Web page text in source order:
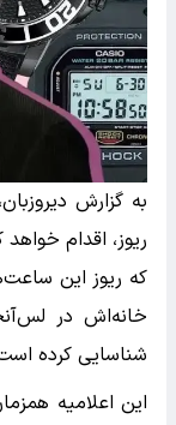
به گزارش
ریوز، اقدام
خانه‌اش در
شناسایی کرده
این اعلامیه